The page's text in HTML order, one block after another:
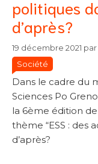
politiques
d’après?
19 décembre 2021 par
Société
Dans le cadre du
Sciences Po
la 6ème édition
thème “ESS : des
d’après?